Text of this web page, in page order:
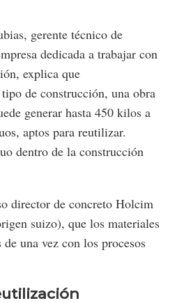
gerente técnico de
dedicada a trabajar con
explica que
de construcción, una obra
generar hasta 450 kilos a
aptos para reutilizar.
dentro de la construcción
director de concreto Holcim
suizo), que los materiales
una vez con los procesos